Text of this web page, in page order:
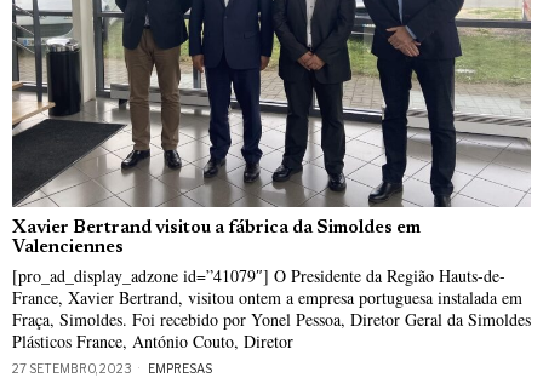
Xavier Bertrand visitou a fábrica da Simoldes em
Valenciennes
[pro_ad_display_adzone id=”41079″] O Presidente da Região Hauts-de-
France, Xavier Bertrand, visitou ontem a empresa portuguesa instalada em
Fraça, Simoldes. Foi recebido por Yonel Pessoa, Diretor Geral da Simoldes
Plásticos France, António Couto, Diretor
27 SETEMBRO, 2023 EMPRESAS